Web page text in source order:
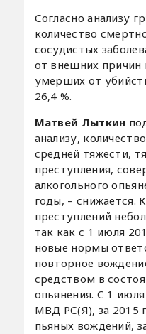
Согласно анализу
количество
сосудистых
от внешних причин
умерших от
26,4 %.
Матвей Лыткин
анализу,
средней тяжести,
преступления,
алкогольного
годы, – снижается.
преступлений
так как с 1 июля
новые нормы
повторное
средством в
опьянения. С 1
МВД РС(Я), за 2015
пьяных вождений,